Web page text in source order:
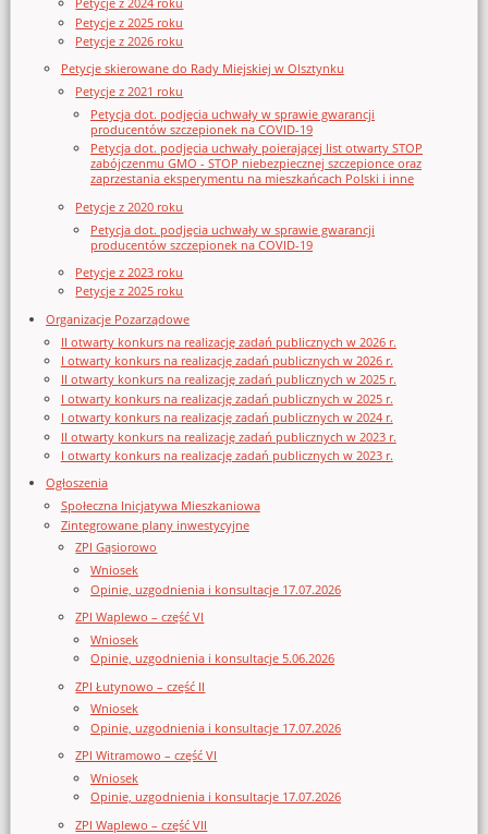
Petycje z 2025 roku
Petycje z 2026 roku
Petycje skierowane do Rady Miejskiej w Olsztynku
Petycje z 2021 roku
Petycja dot. podjęcia uchwały w sprawie gwarancji
producentów szczepionek na COVID-19
Petycja dot. podjęcia uchwały poierającej list otwarty STOP
zabójczenmu GMO - STOP niebezpiecznej szczepionce oraz
zaprzestania eksperymentu na mieszkańcach Polski i inne
Petycje z 2020 roku
Petycja dot. podjęcia uchwały w sprawie gwarancji
producentów szczepionek na COVID-19
Petycje z 2023 roku
Petycje z 2025 roku
Organizacje Pozarządowe
II otwarty konkurs na realizację zadań publicznych w 2026 r.
I otwarty konkurs na realizację zadań publicznych w 2026 r.
II otwarty konkurs na realizację zadań publicznych w 2025 r.
I otwarty konkurs na realizację zadań publicznych w 2025 r.
I otwarty konkurs na realizację zadań publicznych w 2024 r.
II otwarty konkurs na realizację zadań publicznych w 2023 r.
I otwarty konkurs na realizację zadań publicznych w 2023 r.
Ogłoszenia
Społeczna Inicjatywa Mieszkaniowa
Zintegrowane plany inwestycyjne
ZPI Gąsiorowo
Wniosek
Opinie, uzgodnienia i konsultacje 17.07.2026
ZPI Waplewo – część VI
Wniosek
Opinie, uzgodnienia i konsultacje 5.06.2026
ZPI Łutynowo – część II
Wniosek
Opinie, uzgodnienia i konsultacje 17.07.2026
ZPI Witramowo – część VI
Wniosek
Opinie, uzgodnienia i konsultacje 17.07.2026
ZPI Waplewo – część VII